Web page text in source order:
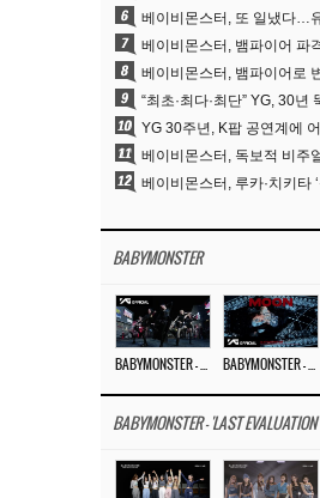
6
7
8
9
10
11
12
BABYMONSTER
BABYMONSTER - 'LAST EVALUATION'